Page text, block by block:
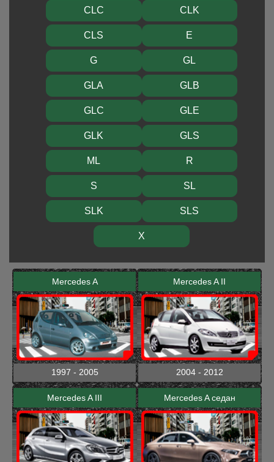
CLC CLK
CLS E
G GL
GLA GLB
GLC GLE
GLK GLS
ML R
S SL
SLK SLS
X
Mercedes A
1997 - 2005
Mercedes A II
2004 - 2012
Mercedes A III Mercedes A седан